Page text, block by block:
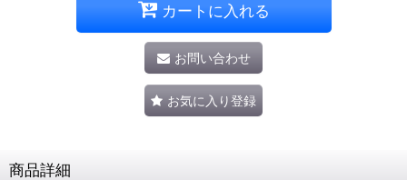
カートに入れる
お問い合わせ
お気に入り登録
商品詳細